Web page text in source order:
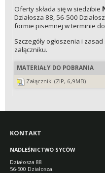
Oferty składa się w siedzibie
Działosza 88, 56-500
formie pisemnej w terminie
Szczegóły ogłoszenia i
załączniku.
MATERIAŁY DO POBRANIA
Załączniki (ZIP, 6,9MB)
KONTAKT
NADLEŚNICTWO SYCÓW
Działosza 88
56-500 Działosza